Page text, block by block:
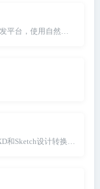
平台，使用自然语言即可
和Sketch设计转换成前端代